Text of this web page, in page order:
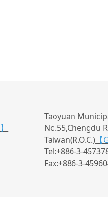
Taoyuan
No.55,Chengdu
Taiwan(R.O.C.)
Tel:+886-3-
Fax:+886-3-